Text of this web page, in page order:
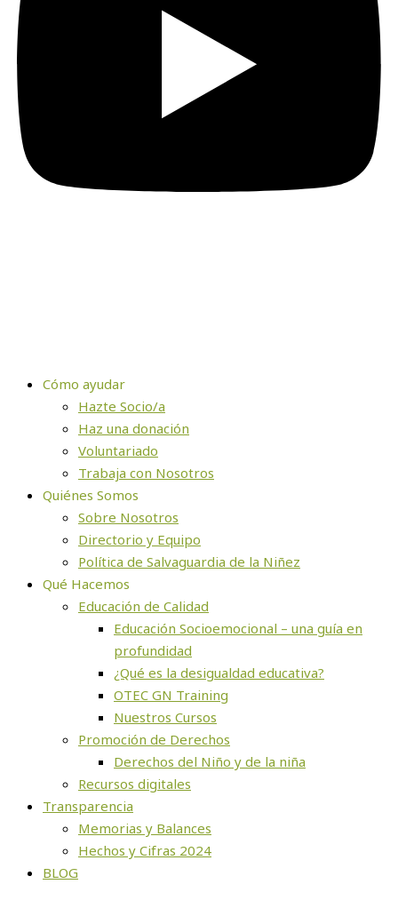
Cómo ayudar
Hazte Socio/a
Haz una donación
Voluntariado
Trabaja con Nosotros
Quiénes Somos
Sobre Nosotros
Directorio y Equipo
Política de Salvaguardia de la Niñez
Qué Hacemos
Educación de Calidad
Educación Socioemocional – una guía en
profundidad
¿Qué es la desigualdad educativa?
OTEC GN Training
Nuestros Cursos
Promoción de Derechos
Derechos del Niño y de la niña
Recursos digitales
Transparencia
Memorias y Balances
Hechos y Cifras 2024
BLOG